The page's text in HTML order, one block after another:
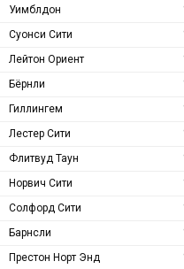
Уимблдон
Суонси Сити
Лейтон Ориент
Бёрнли
Гиллингем
Лестер Сити
Флитвуд Таун
Норвич Сити
Солфорд Сити
Барнсли
Престон Норт Энд